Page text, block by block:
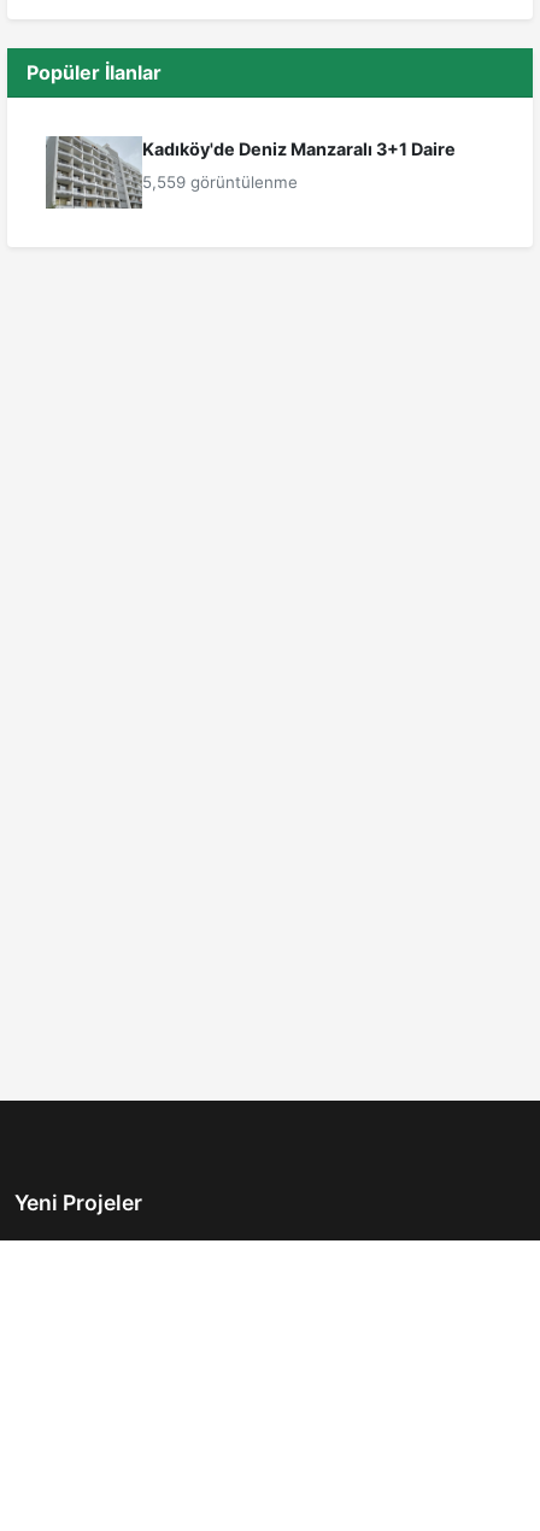
Popüler İlanlar
Kadıköy'de Deniz Manzaralı 3+1 Daire
5,559 görüntülenme
Yeni Projeler